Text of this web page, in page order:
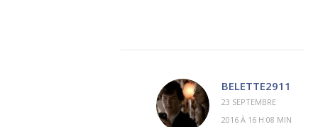
BELETTE2911
23 SEPTEMBRE
2016 À 16 H 08 MIN